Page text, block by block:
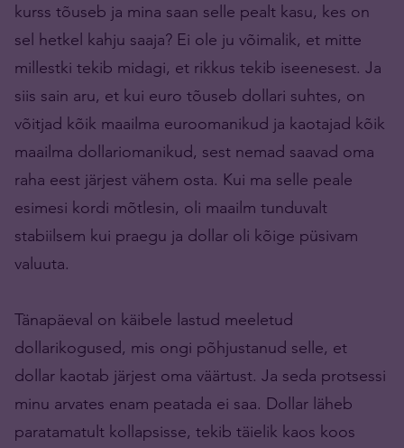
kurss tõuseb ja mina saan selle pealt kasu, kes on
sel hetkel kahju saaja? Ei ole ju võimalik, et mitte
millestki tekib midagi, et rikkus tekib iseenesest. Ja
siis sain aru, et kui euro tõuseb dollari suhtes, on
võitjad kõik maailma euroomanikud ja kaotajad kõik
maailma dollariomanikud, sest nemad saavad oma
raha eest järjest vähem osta. Kui ma selle peale
esimesi kordi mõtlesin, oli maailm tunduvalt
stabiilsem kui praegu ja dollar oli kõige püsivam
valuuta.
Tänapäeval on käibele lastud meeletud
dollarikogused, mis ongi põhjustanud selle, et
dollar kaotab järjest oma väärtust. Ja seda protsessi
minu arvates enam peatada ei saa. Dollar läheb
paratamatult kollapsisse, tekib täielik kaos koos